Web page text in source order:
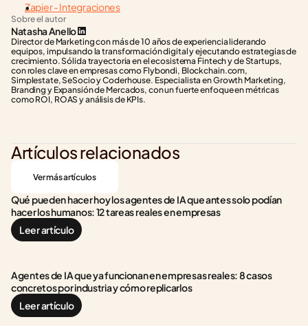
Zapier - Integraciones
Sobre el autor
Natasha Anello
Director de Marketing con más de 10 años de experiencia liderando
equipos, impulsando la transformación digital y ejecutando estrategias de
crecimiento. Sólida trayectoria en el ecosistema Fintech y de Startups,
con roles clave en empresas como Flybondi, Blockchain.com,
Simplestate, SeSocio y Coderhouse. Especialista en Growth Marketing,
Branding y Expansión de Mercados, con un fuerte enfoque en métricas
como ROI, ROAS y análisis de KPIs.
Artículos relacionados
Ver más artículos
Qué pueden hacer hoy los agentes de IA que antes solo podían
hacer los humanos: 12 tareas reales en empresas
Leer artículo
Agentes de IA que ya funcionan en empresas reales: 8 casos
concretos por industria y cómo replicarlos
Leer artículo